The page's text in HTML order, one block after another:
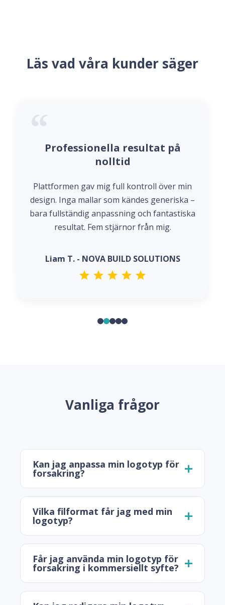
Läs vad våra kunder säger
Professionella resultat på
nolltid
Plattformen gav mig full kontroll över min
design. Inga mallar som kändes generiska –
bara fullständig anpassning och fantastiska
resultat. Fem stjärnor från mig.
Liam T. - NOVA BUILD SOLUTIONS
Vanliga frågor
Kan jag anpassa min logotyp för
forsakring?
Vilka filformat får jag med min
logotyp?
Får jag använda min logotyp för
forsakring i kommersiellt syfte?